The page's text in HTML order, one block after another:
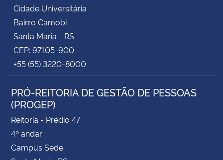
Cidade Universitária
Bairro Camobi
Santa Maria - RS
CEP: 97105-900
+55 (55) 3220-8000
PRÓ-REITORIA DE GESTÃO DE PESSOAS
(PROGEP)
Reitoria - Prédio 47
4º andar
Campus Sede